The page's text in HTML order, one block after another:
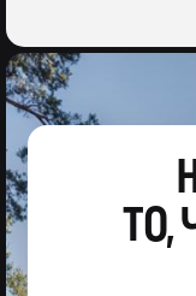
ТО,